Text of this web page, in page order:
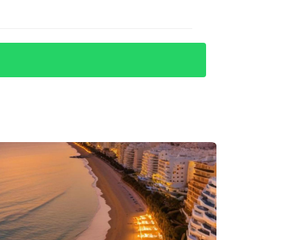
reales.
exterior en un lugar ideal para disfrutar
alta.
también su rentabilidad.